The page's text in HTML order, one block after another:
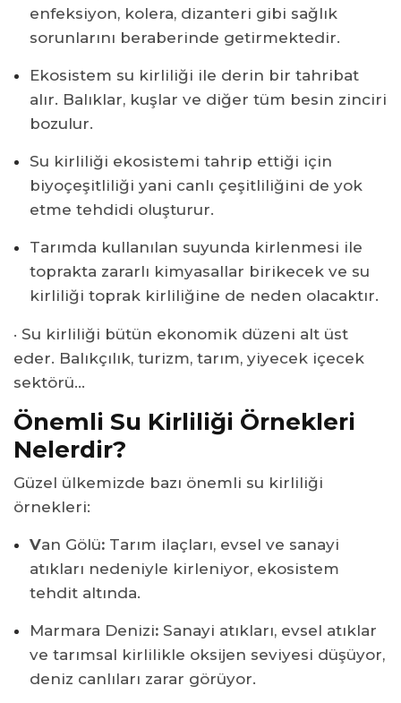
enfeksiyon, kolera, dizanteri gibi sağlık
sorunlarını beraberinde getirmektedir.
Ekosistem su kirliliği ile derin bir tahribat
alır. Balıklar, kuşlar ve diğer tüm besin zinciri
bozulur.
Su kirliliği ekosistemi tahrip ettiği için
biyoçeşitliliği yani canlı çeşitliliğini de yok
etme tehdidi oluşturur.
Tarımda kullanılan suyunda kirlenmesi ile
toprakta zararlı kimyasallar birikecek ve su
kirliliği toprak kirliliğine de neden olacaktır.
· Su kirliliği bütün ekonomik düzeni alt üst
eder. Balıkçılık, turizm, tarım, yiyecek içecek
sektörü…
Önemli Su Kirliliği Örnekleri
Nelerdir?
Güzel ülkemizde bazı önemli su kirliliği
örnekleri:
Van Gölü: Tarım ilaçları, evsel ve sanayi
atıkları nedeniyle kirleniyor, ekosistem
tehdit altında.
Marmara Denizi: Sanayi atıkları, evsel atıklar
ve tarımsal kirlilikle oksijen seviyesi düşüyor,
deniz canlıları zarar görüyor.